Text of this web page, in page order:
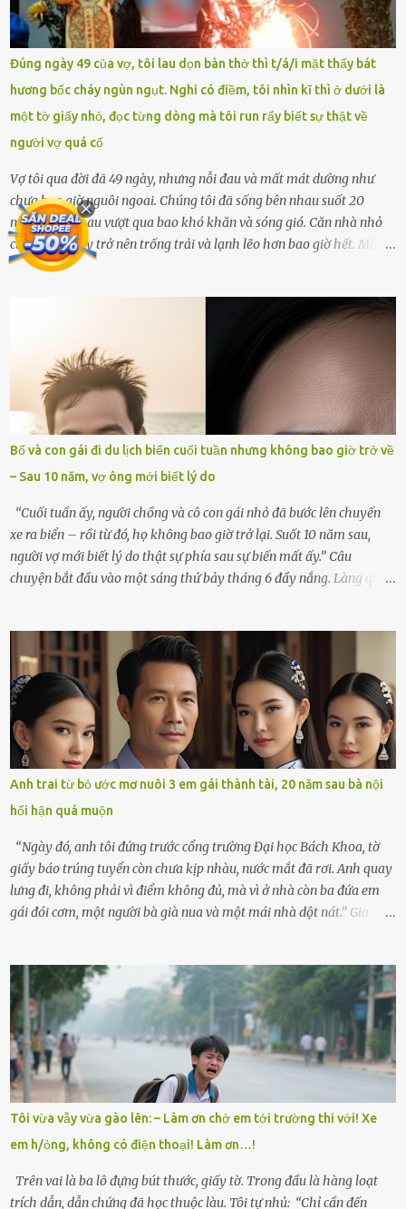
vòng nguyệt quế cuộc thi tháng 1, quý I, Đường lên đỉnh Olympia
năm thứ 24. Quá trình giáo dục, học sinh Chu Ngọc Quang Vinh đã
nhận thức được nội dung bài viết của bản thân trên mạng xã hội
ngày 1.9 là chưa phù hợp nên đã chủ động gỡ bài viết và đăng bài
xin lỗi trên trang Facebook cá nhân. Chu Ngọc Quang Vinh làm việc
với cơ quan chức năng. Ảnh: Đơn vị cung...
Đúng ngày 49 của vợ, tôi lau dọn bàn thờ thì t/á/i mặt thấy bát
hương bốc cháy ngùn ngụt. Nghi có điềm, tôi nhìn kĩ thì ở dưới là
một tờ giấy nhỏ, đọc từng dòng mà tôi run rẩy biết sự thật về
người vợ quá cố
Vợ tôi qua đời đã 49 ngày, nhưng nỗi đau và mất mát dường như
chưa bao giờ nguôi ngoai. Chúng tôi đã sống bên nhau suốt 20
năm, cùng nhau vượt qua bao khó khăn và sóng gió. Căn nhà nhỏ
của tôi giờ đây trở nên trống trải và lạnh lẽo hơn bao giờ hết. Mỗi
góc trong nhà đều gợi nhớ về hình bóng của cô ấy – người phụ nữ
rơi vào khoảng trống vô tận, chẳng còn muốn làm gì ngoài việc
ngồi lặng lẽ nhớ về cô ấy. Nhưng cuộc sống không cho phép tôi mãi
chìm đắm trong đau khổ. Họ hàng, bạn bè và những người thân
thiết đã đến bên, giúp tôi tổ chức tang lễ chu toàn. Và hôm nay là
ngày giỗ đầu tiên của vợ, 49 ngày sau khi cô ấy rời xa tôi mãi
mãi.Buổi sáng hôm đó, sau khi cúng cơm xong, tôi quyết định lên
sắp xếp lại bàn thờ vợ. Mọi thứ vẫn như mọi ngày, nhưng có điều gì
đó kỳ lạ mà tôi không thể giải thích được. Trong khoảnh khắc tôi
cúi xuống lau chùi bát hương, một luồng gió lạ thoáng qua, khiến
tôi giật mình. Và rồi, một chuyện kinh...
Bố và con gái đi du lịch biển cuối tuần nhưng không bao giờ trở về
– Sau 10 năm, vợ ông mới biết lý do
“Cuối tuần ấy, người chồng và cô con gái nhỏ đã bước lên chuyến
xe ra biển – rồi từ đó, họ không bao giờ trở lại. Suốt 10 năm sau,
người vợ mới biết lý do thật sự phía sau sự biến mất ấy.” Câu
chuyện bắt đầu vào một sáng thứ bảy tháng 6 đầy nắng. Làng quê
không kém. Ông Minh, vốn là một người đàn ông điềm đạm, ít nói,
hôm ấy lại đặc biệt vui vẻ. Ông chuẩn bị hành lý cho chuyến đi biển
cùng cô con gái 8 tuổi tên Thảo. “Em ở nhà nghỉ ngơi nhé, anh đưa
con đi biển hai ngày, để nó được ngắm sóng, nghịch cát. Về chắc nó
sẽ kể cho em nghe cả tuần không hết chuyện.” – Ông Minh cười
hiền, vuốt tóc vợ. Bà Hạnh nhìn chồng và con gái ríu rít chuẩn bị mà
lòng cũng rộn ràng. Bà vốn ít có dịp đi xa vì còn bận buôn bán ở chợ,
nên lần này cũng đành ở nhà. Thảo ôm chầm lấy mẹ trước khi đi:
“Con sẽ nhặt thật nhiều vỏ sò cho mẹ nhé!” Chiếc xe khách lăn
bánh rời khỏi bến...
Anh trai từ bỏ ước mơ nuôi 3 em gái thành tài, 20 năm sau bà nội
hối hận quá muộn
“Ngày đó, anh tôi đứng trước cổng trường Đại học Bách Khoa, tờ
giấy báo trúng tuyển còn chưa kịp nhàu, nước mắt đã rơi. Anh quay
lưng đi, không phải vì điểm không đủ, mà vì ở nhà còn ba đứa em
gái đói cơm, một người bà già nua và một mái nhà dột nát.” Gia
có tin tức. Mọi gánh nặng đổ dồn lên đôi vai gầy guộc của bà nội –
cụ Nguyễn Thị Đào – và cậu con trai cả là Trí, lúc đó mới chỉ 17 tuổi.
Trí là học sinh giỏi toàn huyện, học lớp 12 nhưng đã biết làm ruộng,
làm thuê, biết đi cày thuê từ 4h sáng rồi lại tất tả về đi học. Người
trong làng thương lắm, bảo: “Thằng Trí học giỏi mà hiền, sau này
nên ông này bà nọ đó!” Trí có ba cô em gái: Mai, Lan và Hương – ba
cái tên mẹ đặt lúc còn sống, mong tụi nhỏ sau này như hoa mai nở
giữa mùa đông. Nhưng hoa có đẹp mấy cũng cần đất màu, mà nhà
thì chỉ toàn đất sỏi đá và khốn khó. Năm đó, Trí đỗ Đại học Bách
Khoa Hà...
Tôi vừa vẫy vừa gào lên: – Làm ơn chở em tới trường thi với! Xe
em h/ỏng, không có điện thoại! Làm ơn…!
Trên vai là ba lô đựng bút thước, giấy tờ. Trong đầu là hàng loạt
trích dẫn, dẫn chứng đã học thuộc làu. Tôi tự nhủ: “Chỉ cần đến